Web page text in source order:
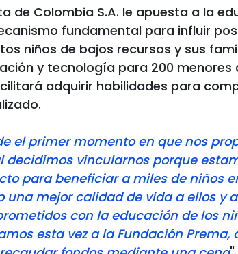
de Colombia S.A. le apuesta a la
fundamental para influir
niños de bajos recursos y sus
y tecnología para 200
adquirir habilidades para
el primer momento en que nos
decidimos vincularnos porque
para beneficiar a miles de niños
una mejor calidad de vida a ellos y
con la educación de los
esta vez a la Fundación